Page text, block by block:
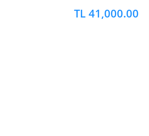
TL 41,000.00